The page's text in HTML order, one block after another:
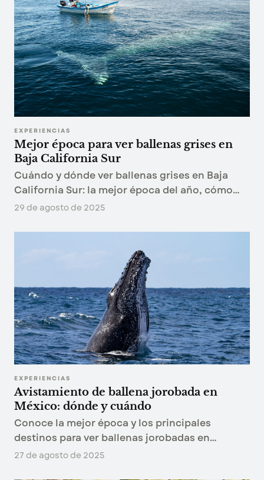
EXPERIENCIAS
Mejor época para ver ballenas grises en
Baja California Sur
Cuándo y dónde ver ballenas grises en Baja
California Sur: la mejor época del año, cómo
planear el viaje y por qué estas lagunas son el
29 de agosto de 2025
EXPERIENCIAS
Avistamiento de ballena jorobada en
México: dónde y cuándo
Conoce la mejor época y los principales
destinos para ver ballenas jorobadas en
México. Descubre cómo planear tu viaje, qué
27 de agosto de 2025